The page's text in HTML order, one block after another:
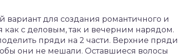
вариант для создания романтичного и
как с деловым, так и вечерним нарядом.
пряди на 2 части. Верхние пряди
они не мешали. Оставшиеся волосы